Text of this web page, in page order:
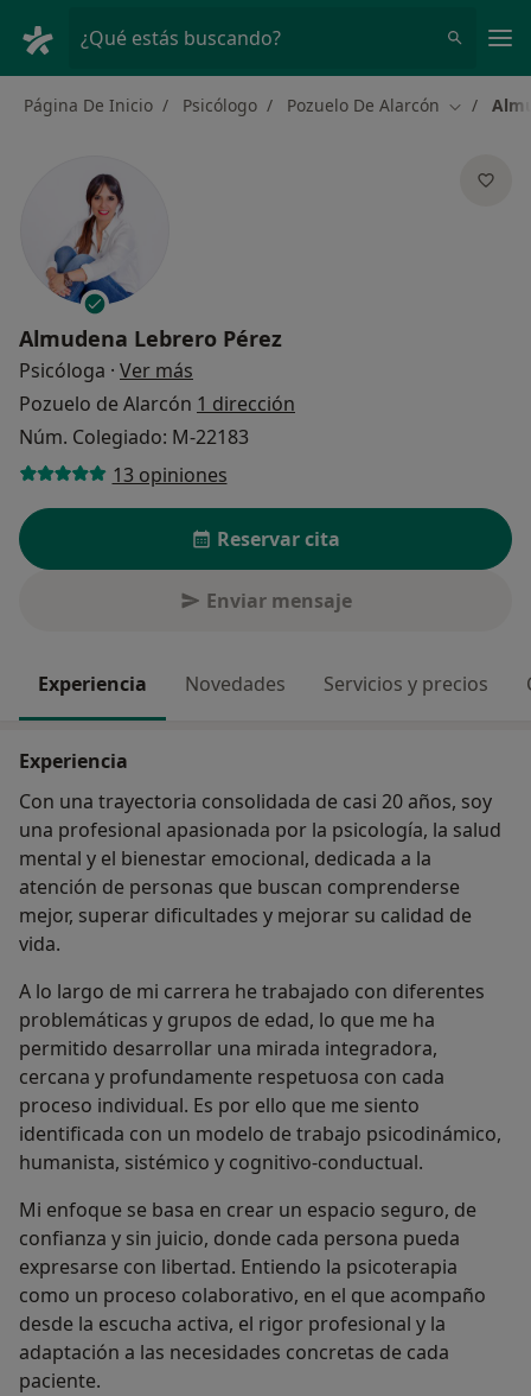
¿Qué estás buscando?
Página De Inicio Psicólogo Pozuelo De Alarcón Cambiar
Almudena Lebrero Pérez
Psicóloga · Ver más
Pozuelo de Alarcón 1 dirección
Núm. Colegiado: M-22183
13 opiniones
Reservar cita
Enviar mensaje
Experiencia Novedades Servicios y precios
Experiencia
Con una trayectoria consolidada de casi 20 años, soy
una profesional apasionada por la psicología, la salud
mental y el bienestar emocional, dedicada a la
atención de personas que buscan comprenderse
mejor, superar dificultades y mejorar su calidad de
vida.
A lo largo de mi carrera he trabajado con diferentes
problemáticas y grupos de edad, lo que me ha
permitido desarrollar una mirada integradora,
cercana y profundamente respetuosa con cada
proceso individual. Es por ello que me siento
identificada con un modelo de trabajo psicodinámico,
humanista, sistémico y cognitivo-conductual.
Mi enfoque se basa en crear un espacio seguro, de
confianza y sin juicio, donde cada persona pueda
expresarse con libertad. Entiendo la psicoterapia
como un proceso colaborativo, en el que acompaño
desde la escucha activa, el rigor profesional y la
adaptación a las necesidades concretas de cada
paciente.